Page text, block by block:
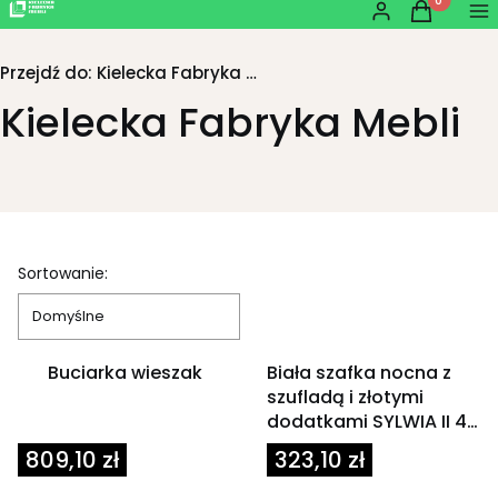
Zaloguj się
Produkty
Koszyk
Przejdź do: Kielecka Fabryka Mebli
Kielecka Fabryka Mebli
Lista produktów
Sortowanie:
Domyślne
Buciarka wieszak
809,10 zł
Biała szafka nocna z
szufladą i złotymi
dodatkami SYLWIA II 40
cm
323,10 zł